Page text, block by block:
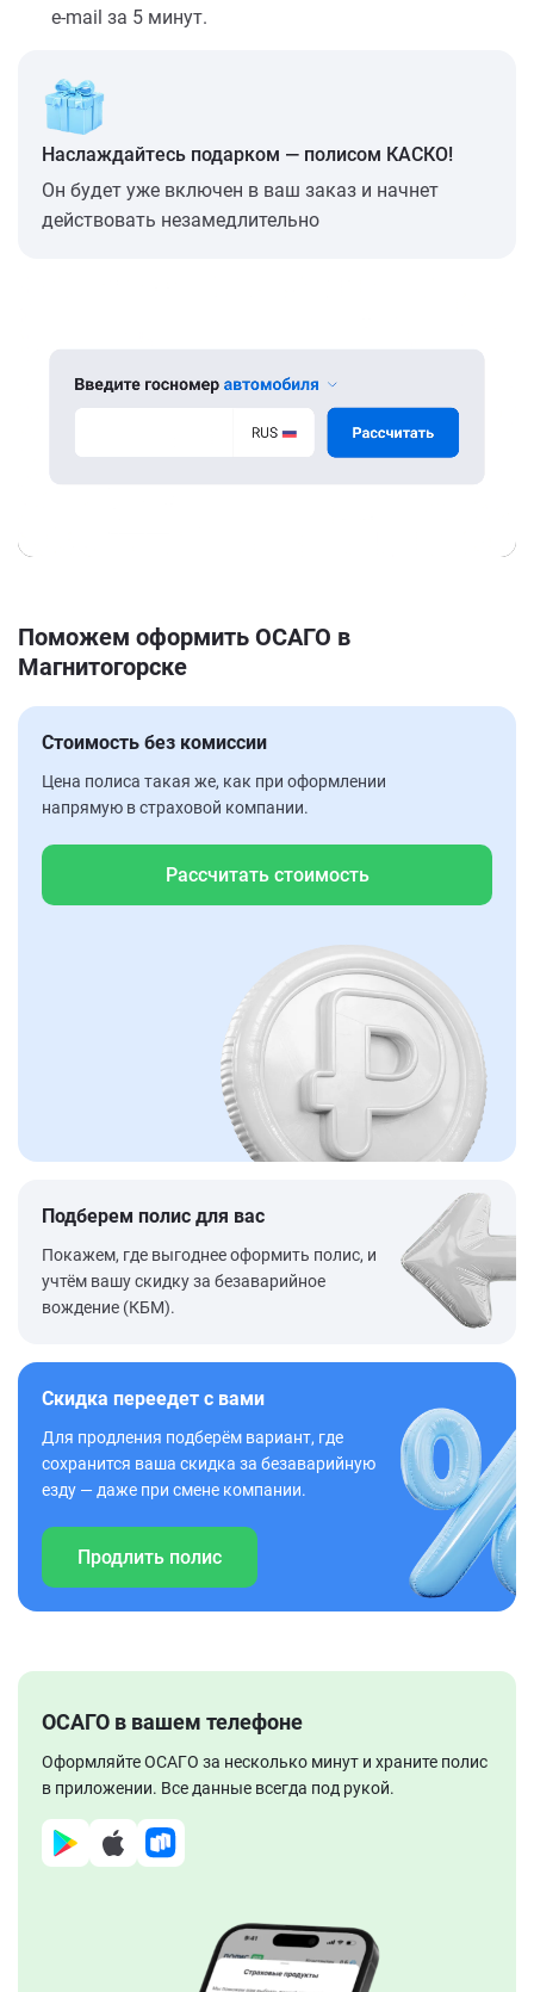
e-mail за 5 минут.
Наслаждайтесь подарком — полисом КАСКО!
Он будет уже включен в ваш заказ и начнет
действовать незамедлительно
Поможем оформить ОСАГО в
Магнитогорске
Стоимость без комиссии
Цена полиса такая же, как при оформлении
напрямую в страховой компании.
Рассчитать стоимость
Подберем полис для вас
Покажем, где выгоднее оформить полис, и
учтём вашу скидку за безаварийное
вождение (КБМ).
Скидка переедет с вами
Для продления подберём вариант, где
сохранится ваша скидка за безаварийную
езду — даже при смене компании.
Продлить полис
ОСАГО в вашем телефоне
Оформляйте ОСАГО за несколько минут и храните полис
в приложении. Все данные всегда под рукой.